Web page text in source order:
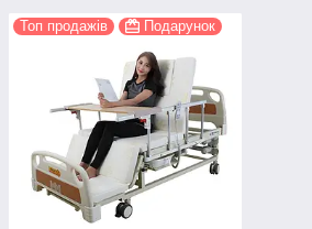
Топ продажів Подарунок